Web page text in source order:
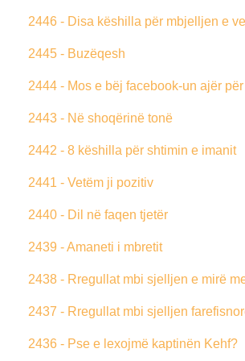
2446 - Disa këshilla për mbjelljen e
2445 - Buzëqesh
2444 - Mos e bëj facebook-un ajër
2443 - Në shoqërinë tonë
2442 - 8 këshilla për shtimin e imanit
2441 - Vetëm ji pozitiv
2440 - Dil në faqen tjetër
2439 - Amaneti i mbretit
2438 - Rregullat mbi sjelljen e mirë
2437 - Rregullat mbi sjelljen
2436 - Pse e lexojmë kaptinën Kehf?